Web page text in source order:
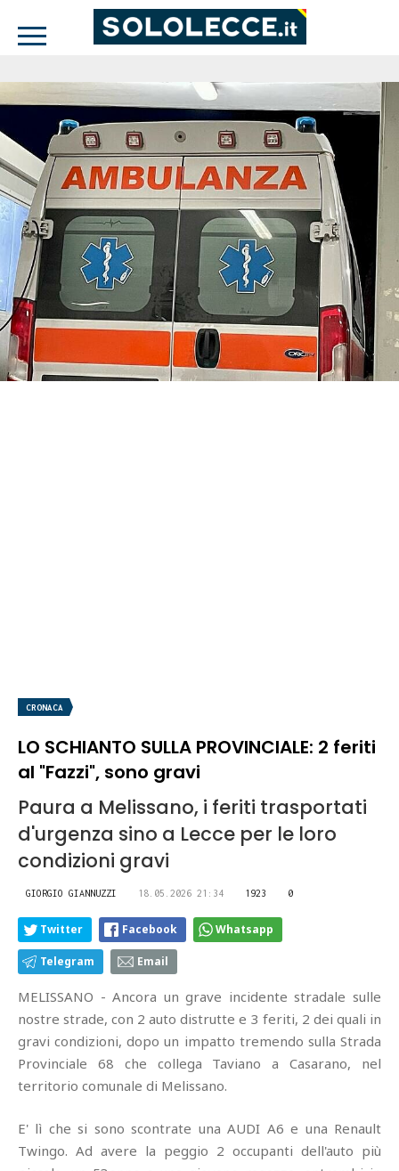
CRONACA
LO SCHIANTO SULLA PROVINCIALE: 2 feriti
al "Fazzi", sono gravi
Paura a Melissano, i feriti trasportati
d'urgenza sino a Lecce per le loro
condizioni gravi
GIORGIO GIANNUZZI 18.05.2026 21:34 1923 0
Twitter Facebook Whatsapp
Telegram Email
MELISSANO - Ancora un grave incidente stradale sulle
nostre strade, con 2 auto distrutte e 3 feriti, 2 dei quali in
gravi condizioni, dopo un impatto tremendo sulla Strada
Provinciale 68 che collega Taviano a Casarano, nel
territorio comunale di Melissano.
E' lì che si sono scontrate una AUDI A6 e una Renault
Twingo. Ad avere la peggio 2 occupanti dell'auto più